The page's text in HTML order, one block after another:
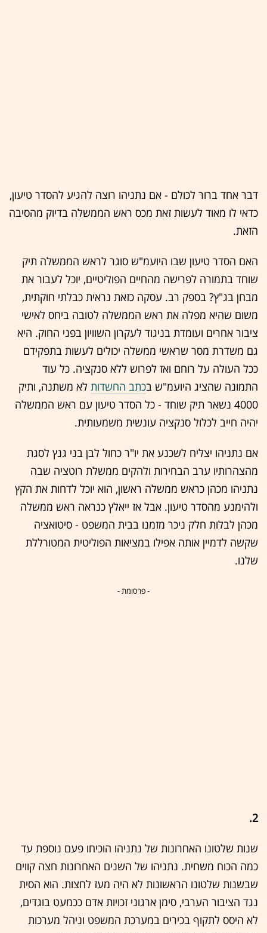
דבר אחד ברור לכולם - אם נתניהו רוצה להגיע להסדר טיעון,
כדאי לו מאוד לעשות זאת מכס ראש הממשלה בדיוק מהסיבה
הזאת.
האם הסדר טיעון שבו היועמ"ש סוגר לראש הממשלה תיק
שוחד בתמורה לפרישה מהחיים הפוליטיים, יוכל לעבור את
מבחן בג"ץ? בספק רב. עסקה כזאת נראית כבלתי חוקתית,
משום שהיא מפלה את ראש הממשלה לטובה ביחס לאישי
ציבור אחרים ועומדת בניגוד לעקרון השוויון בפני החוק. היא
גם משדרת מסר שראשי ממשלה יכולים לעשות בתפקידם
ככל העולה על רוחם ואז לפרוש ללא סנקציה. כל עוד
התמונה שהציג היועמ"ש בכתב החשדות לא משתנה, ותיק
4000 נשאר תיק שוחד - כל הסדר טיעון עם ראש הממשלה
יהיה חייב לכלול סנקציה עונשית משמעותית.
אם נתניהו יצליח לשכנע את יו"ר כחול לבן בני גנץ לסגת
מהצהרותיו ערב הבחירות ולהקים ממשלת רוטציה שבה
נתניהו מכהן כראש ממשלה ראשון, הוא יוכל לדחות את הקץ
ולהימנע מהסדר טיעון. אבל אז ייאלץ כנראה ראש ממשלה
מכהן לבלות חלק ניכר מזמנו בבית המשפט - סיטואציה
שקשה לדמיין אותה אפילו במציאות הפוליטית המטורללת
שלנו.
- פרסומת -
2.
שנות שלטונו האחרונות של נתניהו הוכיחו פעם נוספת עד
כמה הכוח משחית. נתניהו של השנים האחרונות חצה קווים
שבשנות שלטונו הראשונות לא היה מעז לחצות. הוא הסית
נגד הציבור הערבי, סימן ארגוני זכויות אדם ככמעט בוגדים,
לא היסס לתקוף בכירים במערכת המשפט וניהל מערכות